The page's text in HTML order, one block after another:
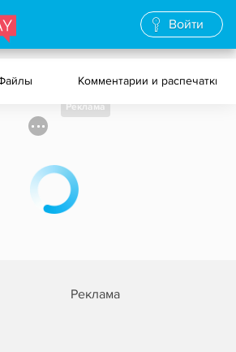
Войти
Комментарии и распечатки
Реклама
Реклама